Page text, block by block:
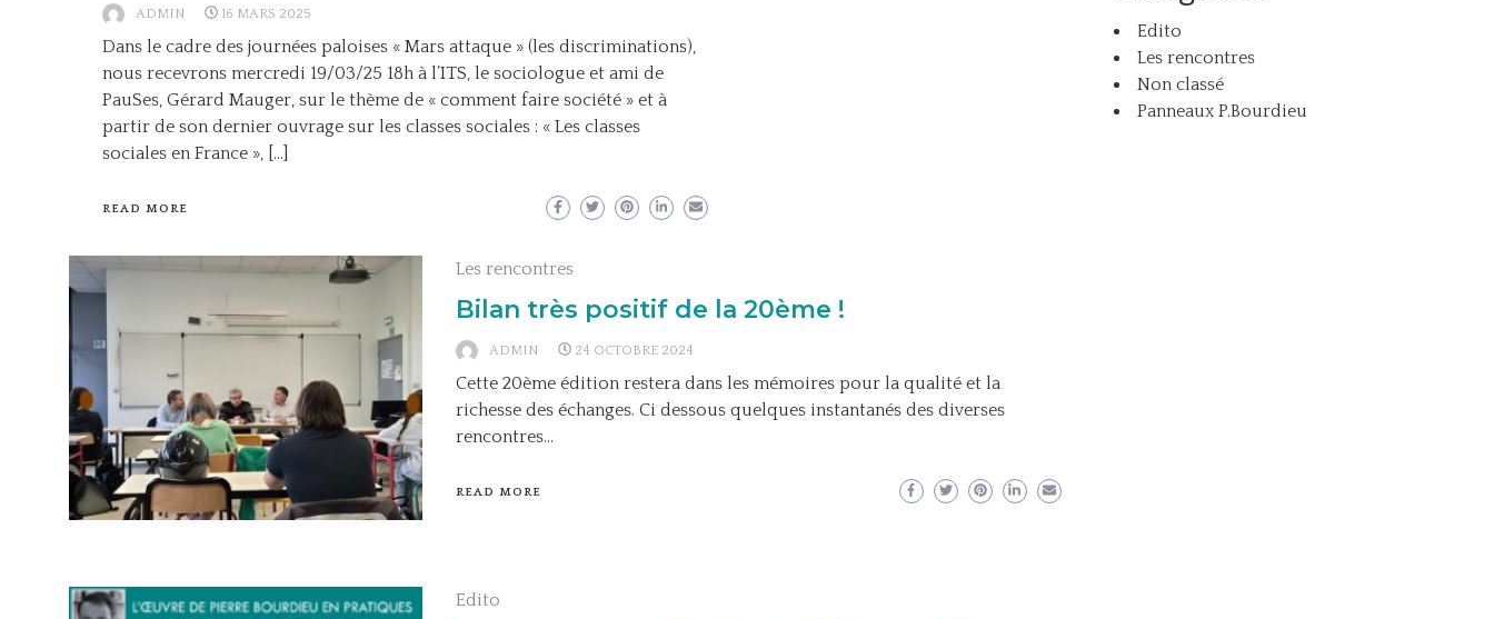
ADMIN 16 MARS 2025
Dans le cadre des journées paloises « Mars attaque » (les discriminations),
nous recevrons mercredi 19/03/25 18h à l’ITS, le sociologue et ami de
PauSes, Gérard Mauger, sur le thème de « comment faire société » et à
partir de son dernier ouvrage sur les classes sociales : « Les classes
sociales en France », […]
READ MORE
Les rencontres
Bilan très positif de la 20ème !
ADMIN 24 OCTOBRE 2024
Cette 20ème édition restera dans les mémoires pour la qualité et la
richesse des échanges. Ci dessous quelques instantanés des diverses
rencontres…
READ MORE
Edito
Edito
Les rencontres
Non classé
Panneaux P.Bourdieu